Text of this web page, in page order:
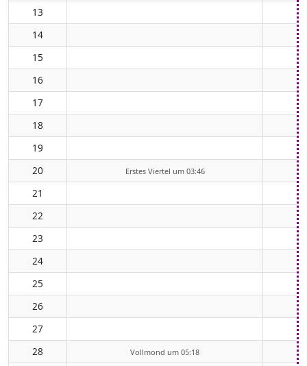
13
14
15
16
17
18
19
20
Erstes Viertel um 03:46
21
22
23
24
25
26
27
28
Vollmond um 05:18